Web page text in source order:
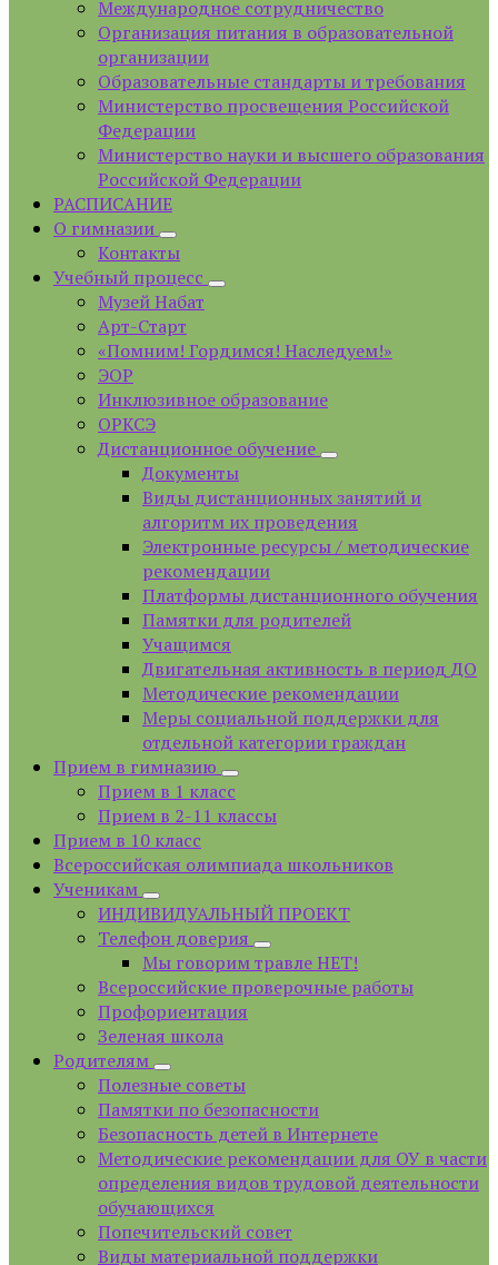
Международное сотрудничество
Организация питания в образовательной
организации
Образовательные стандарты и требования
Министерство просвещения Российской
Федерации
Министерство науки и высшего образования
Российской Федерации
РАСПИСАНИЕ
О гимназии
Контакты
Учебный процесс
Музей Набат
Арт-Старт
«Помним! Гордимся! Наследуем!»
ЭОР
Инклюзивное образование
ОРКСЭ
Дистанционное обучение
Документы
Виды дистанционных занятий и
алгоритм их проведения
Электронные ресурсы / методические
рекомендации
Платформы дистанционного обучения
Памятки для родителей
Учащимся
Двигательная активность в период ДО
Методические рекомендации
Меры социальной поддержки для
отдельной категории граждан
Прием в гимназию
Прием в 1 класс
Прием в 2-11 классы
Прием в 10 класс
Всероссийская олимпиада школьников
Ученикам
ИНДИВИДУАЛЬНЫЙ ПРОЕКТ
Телефон доверия
Мы говорим травле НЕТ!
Всероссийские проверочные работы
Профориентация
Зеленая школа
Родителям
Полезные советы
Памятки по безопасности
Безопасность детей в Интернете
Методические рекомендации для ОУ в части
определения видов трудовой деятельности
обучающихся
Попечительский совет
Виды материальной поддержки